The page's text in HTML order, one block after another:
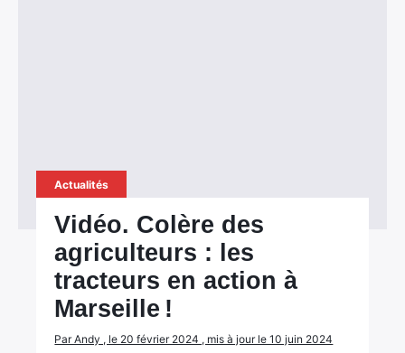
Actualités
Vidéo. Colère des
agriculteurs : les
tracteurs en action à
Marseille !
Par Andy , le 20 février 2024 , mis à jour le 10 juin 2024